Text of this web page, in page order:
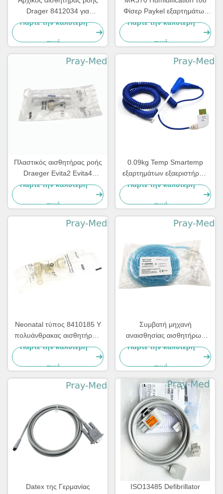
Drager 8412034 για
FABIUS2000 OXYLOG 2000
Πάρτε την καλύτερη
τιμή
Φίσερ Paykel εξαρτημάτων
εξαεριστήρων ιατρική
αίθουσα
Πάρτε την καλύτερη
τιμή
Πλαστικός αισθητήρας ροής
Draeger Evita2 Evita4
Savina διαφανή 6871980
Πάρτε την καλύτερη
τιμή
0.09kg Temp Smartemp
εξαρτημάτων εξαεριστήρων
γρήγορο προφορικό μπλε
Πάρτε την καλύτερη
τιμή
Neonatal τύπος 8410185 Υ
πολυάνθρακας αισθητήρων
ροής εξαεριστήρων
Πάρτε την καλύτερη
τιμή
Συμβατή μηχανή
αναισθησίας αισθητήρων
ροής εξαεριστήρων TPU
Πάρτε την καλύτερη
τιμή
Datex της Γερμανίας
ISO13485 Defibrillator